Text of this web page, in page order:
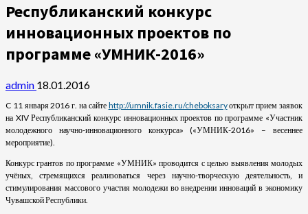
Республиканский конкурс
инновационных проектов по
программе «УМНИК-2016»
admin 18.01.2016
C 11 января 2016 г. на сайте http://umnik.fasie.ru/cheboksaryоткрыт прием заявок
на XIV Республиканский конкурс инновационных проектов по программе «Участник
молодежного научно-инновационного конкурса» («УМНИК-2016» – весеннее
мероприятие).
Конкурс грантов по программе «УМНИК» проводится с целью выявления молодых
учёных, стремящихся реализоваться через научно-творческую деятельность, и
стимулирования массового участия молодежи во внедрении инноваций в экономику
Чувашской Республики.